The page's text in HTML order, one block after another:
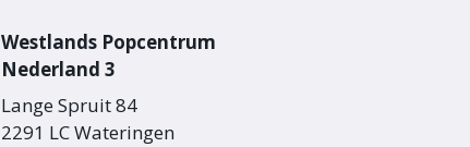
Westlands Popcentrum
Nederland 3
Lange Spruit 84
2291 LC Wateringen